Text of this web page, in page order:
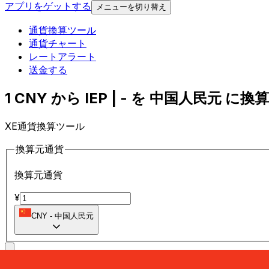
アプリをゲットする メニューを切り替え
通貨換算ツール
通貨チャート
レートアラート
送金する
1 CNY から IEP | - を 中国人民元 に換
XE通貨換算ツール
換算元通貨
換算元通貨
¥
CNY - 中国人民元